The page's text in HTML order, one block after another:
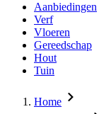
Aanbiedingen
Verf
Vloeren
Gereedschap
Hout
Tuin
Home